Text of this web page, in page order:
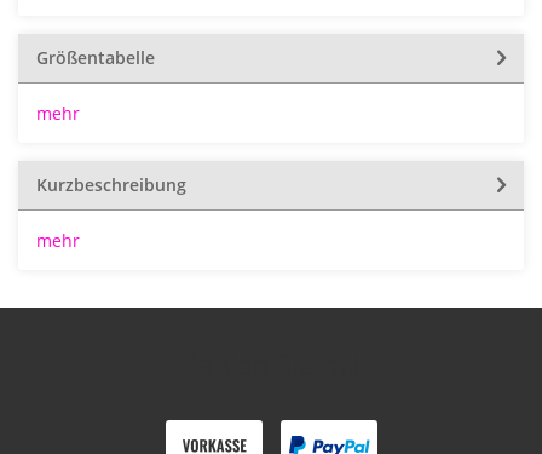
Größentabelle
mehr
Kurzbeschreibung
mehr